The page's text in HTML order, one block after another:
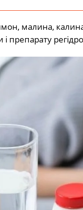
малина,
препарату